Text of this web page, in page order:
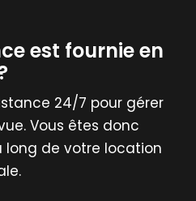
est fournie en
24/7 pour gérer
Vous êtes donc
de votre location